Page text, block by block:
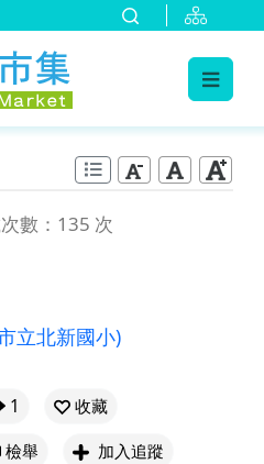
數：135 次
立北新國小)
1
收藏
檢舉 加入追蹤